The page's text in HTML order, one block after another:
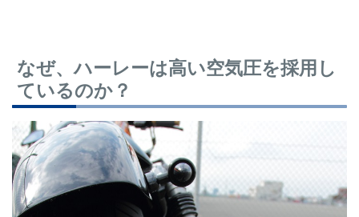
なぜ、ハーレーは高い空気圧を採用し
ているのか？